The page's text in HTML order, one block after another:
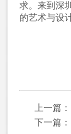
求。来到深
的艺术与设
上一篇：
下一篇：